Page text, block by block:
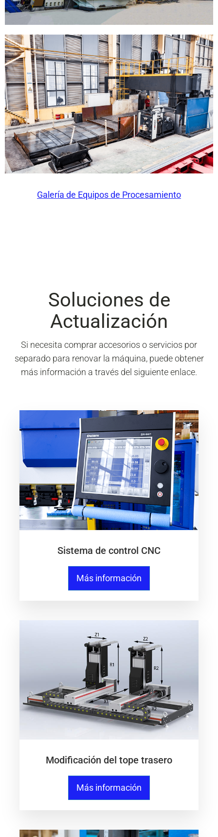
Galería de Equipos de Procesamiento
Soluciones de
Actualización
Si necesita comprar accesorios o servicios por
separado para renovar la máquina, puede obtener
más información a través del siguiente enlace.
Sistema de control CNC
Más información
Modificación del tope trasero
Más información